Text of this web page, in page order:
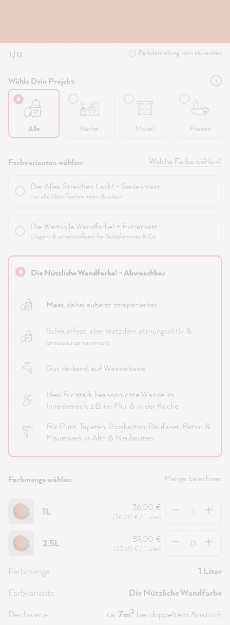
1 / 12 Farbdarstellung kann abweichen
Wähle Dein Projekt:
Alle Küche Möbel Fliesen
Farbvarianten wählen: Welche Farbe wählen?
Der Alles Streichen Lack! - Seidenmatt
Für alle Oberflächen innen & außen
Die Wertvolle Wandfarbe! - Extramatt
Elegant & schadstoffarm für Schlafzimmer & Co.
Die Nützliche Wandfarbe! - Abwaschbar
Matt, dabei äußerst strapazierbar
Scheuerfest, aber trotzdem atmungsaktiv &
emissionsminimiert
Gut deckend, auf Wasserbasis
Ideal für stark beanspruchte Wände im
Innenbereich, z.B. im Flur & in der Küche
Für Putz, Tapeten, Gipskarton, Raufaser, Beton &
Mauerwerk in Alt- & Neubauten
Farbmenge wählen: Menge berechnen
1L 36,00 €
(36,00 € / 1 Liter)
2.5L 59,00 €
(23,60 € / 1 Liter)
Farbmenge
1 Liter
Farbvariante
Die Nützliche Wandfarbe
Reichweite
ca. 7m2 bei doppeltem Anstrich